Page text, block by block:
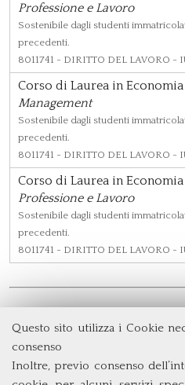
Questo sito utilizza i Cookie
consenso
Inoltre, previo consenso
Professione e Lavoro
Sostenibile dagli studenti
precedenti.
8011741 - DIRITTO DEL LAVORO -
Corso di Laurea in Economia
Management
Sostenibile dagli studenti
precedenti.
8011741 - DIRITTO DEL LAVORO -
Corso di Laurea in Economia
Professione e Lavoro
Sostenibile dagli studenti
precedenti.
8011741 - DIRITTO DEL LAVORO -
Università degli Studi
Via